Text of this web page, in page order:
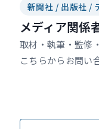
新聞社 / 出版社 /
メディア関係
取材・執筆・監修
こちらからお問い